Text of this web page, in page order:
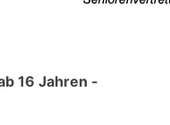
16 Jahren -